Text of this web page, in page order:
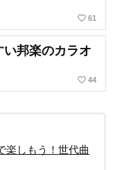
favorite_border 61
邦楽のカラオ
favorite_border 44
楽しもう！世代曲